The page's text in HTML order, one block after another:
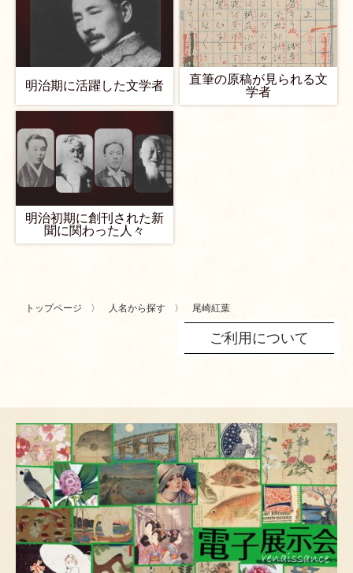
明治期に活躍した文学者
直筆の原稿が見られる文
学者
明治初期に創刊された新
聞に関わった人々
トップページ 人名から探す 尾崎紅葉
ご利用について